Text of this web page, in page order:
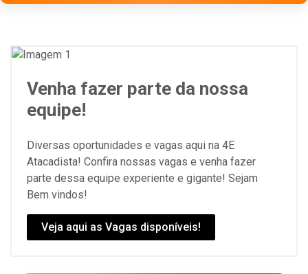
Venha fazer parte da nossa
equipe!
Diversas oportunidades e vagas aqui na 4E
Atacadista! Confira nossas vagas e venha fazer
parte dessa equipe experiente e gigante! Sejam
Bem vindos!
Veja aqui as Vagas disponíveis!